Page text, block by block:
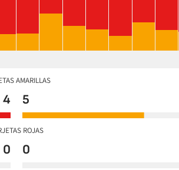
AMARILLAS
4 5
ROJAS
0 0